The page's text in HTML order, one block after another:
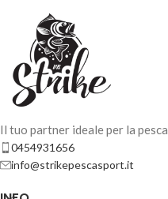
Il tuo partner ideale per la pesca
0454931656
info@strikepescasport.it